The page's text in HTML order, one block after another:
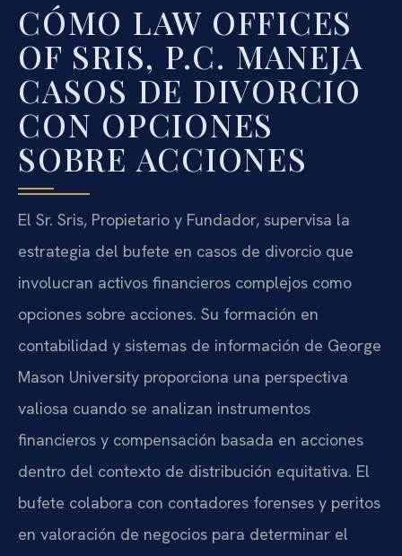
CÓMO LAW OFFICES
OF SRIS, P.C. MANEJA
CASOS DE DIVORCIO
CON OPCIONES
SOBRE ACCIONES
El Sr. Sris, Propietario y Fundador, supervisa la
estrategia del bufete en casos de divorcio que
involucran activos financieros complejos como
opciones sobre acciones. Su formación en
contabilidad y sistemas de información de George
Mason University proporciona una perspectiva
valiosa cuando se analizan instrumentos
financieros y compensación basada en acciones
dentro del contexto de distribución equitativa. El
bufete colabora con contadores forenses y peritos
en valoración de negocios para determinar el